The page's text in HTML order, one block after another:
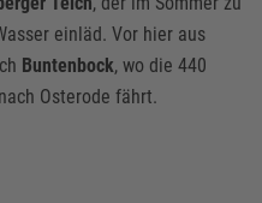
einläd. Vor hier aus
Buntenbock, wo die 440
Osterode fährt.